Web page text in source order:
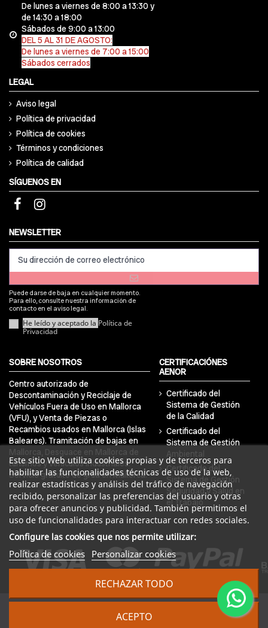
De lunes a viernes de 8:00 a 13:30 y
de 14:30 a 18:00
Sábados de 9:00 a 13:00
DEL 5 AL 31 DE AGOSTO:
De lunes a viernes de 7:00 a 15:00
Sábados cerrados
LEGAL
Aviso legal
Política de privacidad
Política de cookies
Términos y condiciones
Política de calidad
Este sitio Web utiliza cookies propias y de terceros para
habilitar las funcionalidades técnicas de uso de la web,
realizar estadísticas y análisis del tráfico de navegación
recibido, personalizar las preferencias del usuario y otras
para ofrecer anuncios y publicidad. También permitimos el
uso de funcionalidades para interactuar con redes sociales.
Configure las cookies que nos permite utilizar:
Política de cookies Personalizar cookies
RECHAZAR TODO
ACEPTO
SÍGUENOS EN
NEWSLETTER
Puede darse de baja en cualquier momento.
Para ello, consulte nuestra información de
contacto en el aviso legal.
He leído y aceptado la Política de
Privacidad
SOBRE NOSOTROS
Centro autorizado de
Descontaminación y Reciclaje de
Vehículos Fuera de Uso en Mallorca
(VFU), y Venta de Piezas o
Recambios usados en Mallorca (Islas
Baleares). Tramitación de bajas en
Mallorca, Desguace en Mallorca de
turismos y vehículos industriales.
Servicio gratuito de grúa en Mallorca.
CERTIFICACIÓNES
AENOR
Certificado del
Sistema de Gestión
de la Calidad
Certificado del
Sistema de Gestión
Ambiental
Certificado del
Sistema de Gestión
Seguridad y Salud en
el Trabajo
© 2024 DRA Balear Autodesguaces. Todos los derechos
reservados | Desarrollado por